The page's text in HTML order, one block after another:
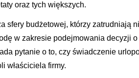
oraz tych większych.
sfery budżetowej, którzy zatrudniają
w zakresie podejmowania decyzji
pytanie o to, czy świadczenie
właściciela firmy.